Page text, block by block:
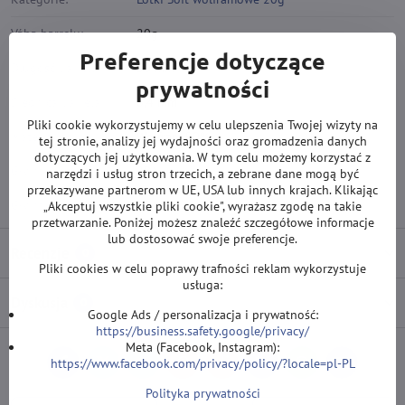
Váha barrelu: 20g
Długość barrela: 50 mm
6,4 mm
Materiál: Wolfram 90%
Gwint grotu: 2BA
Gwint shaftu: 2BA
FacebookTwitterBlueskyPinterestReddit LinkedInWhatsApp
E-
Preferencje dotyczące
prywatności
Pliki cookie wykorzystujemy w celu ulepszenia Twojej wizyty na
tej stronie, analizy jej wydajności oraz gromadzenia danych
dotyczących jej użytkowania. W tym celu możemy korzystać z
narzędzi i usług stron trzecich, a zebrane dane mogą być
przekazywane partnerom w UE, USA lub innych krajach. Klikając
„Akceptuj wszystkie pliki cookie", wyrażasz zgodę na takie
przetwarzanie. Poniżej możesz znaleźć szczegółowe informacje
lub dostosować swoje preferencje.
Pliki cookies w celu poprawy trafności reklam wykorzystuje
usługa:
Google Ads / personalizacja i prywatność:
https://business.safety.google/privacy/
Meta (Facebook, Instagram):
https://www.facebook.com/privacy/policy/?locale=pl-PL
Polityka prywatności